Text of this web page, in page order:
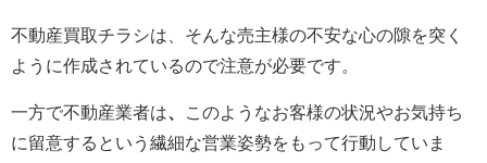
不動産買取チラシは、そんな売主様の不安な心の隙を突く
ように作成されているので注意が必要です。
一方で不動産業者は、
このようなお客様の状況やお気持ち
に留意するという繊細な営業姿勢をもって行動していま